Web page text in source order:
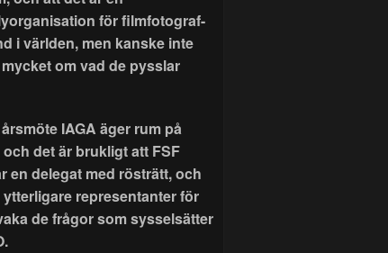
för filmfotograf-
i världen, men kanske inte
om vad de pysslar
IAGA äger rum på
och det är brukligt att FSF
en delegat med rösträtt, och
representanter för
de frågor som sysselsätter